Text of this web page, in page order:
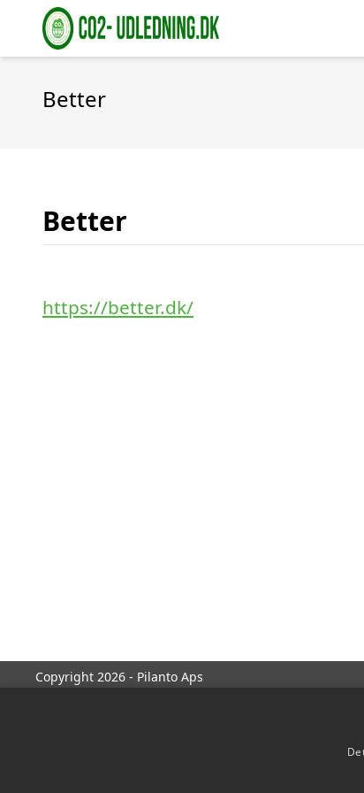
Better
Better
https://better.dk/
Copyright 2026 - Pilanto Aps